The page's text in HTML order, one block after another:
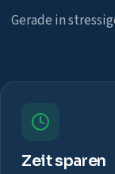
Gerade in
Zeit sparen